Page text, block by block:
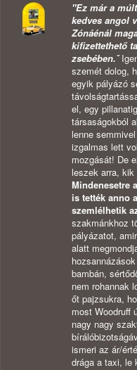
"Ez már a
kedves angol
Zónáénál
kifizettethető
zsebében.ˇ
szemét dolog,
egyik pályázó
el, egy
társaságokból
lenne
izgalmas lett
mozgását! De
leszek arra,
Mindenesetre
is tették anno
szemlélhetik
szakmánkhoz
pályázatot,
alatt
bambán,
nem rohannak
őt pajzsukra,
most Woodruff
nagy nagy
ismeri az ár/
drága a taxi, le